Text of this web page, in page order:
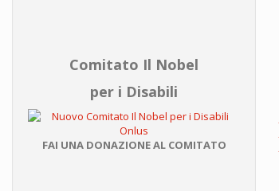
Comitato Il Nobel
per i Disabili
FAI UNA DONAZIONE AL COMITATO